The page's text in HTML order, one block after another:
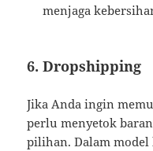
menjaga
6.Dropshipping
Jika Anda ingin
perlu menyetok
pilihan. Dalam